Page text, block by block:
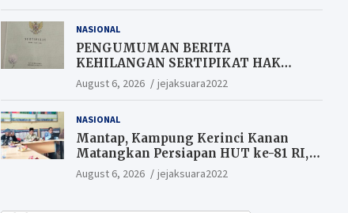
NASIONAL
PENGUMUMAN BERITA
KEHILANGAN SERTIPIKAT HAK
MILIK (SHM).
August 6, 2026 jejaksuara2022
NASIONAL
Mantap, Kampung Kerinci Kanan
Matangkan Persiapan HUT ke-81 RI,
Warga yang ikut Upacara
Berkesempatan Raih Hadiah
August 6, 2026 jejaksuara2022